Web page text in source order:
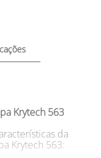
Krytech 563
da
Krytech 563: